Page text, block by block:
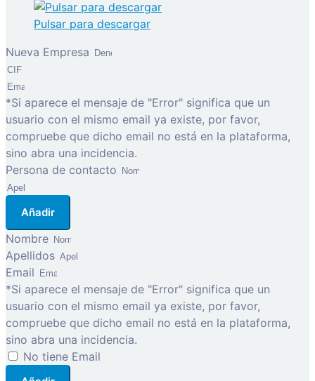
Pulsar para descargar
Nueva Empresa
*Si aparece el mensaje de "Error" significa que un
usuario con el mismo email ya existe, por favor,
compruebe que dicho email no está en la plataforma,
sino abra una incidencia.
Persona de contacto
Añadir
Nombre
Apellidos
Email
*Si aparece el mensaje de "Error" significa que un
usuario con el mismo email ya existe, por favor,
compruebe que dicho email no está en la plataforma,
sino abra una incidencia.
No tiene Email